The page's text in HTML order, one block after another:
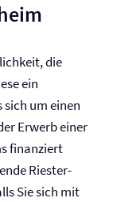
die
ein
sich um einen
Erwerb einer
finanziert
Riester-
Sie sich mit